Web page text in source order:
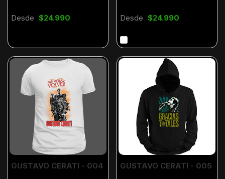
Desde $24.990 Desde $24.990
GUSTAVO CERATI - 004 GUSTAVO CERATI - 005